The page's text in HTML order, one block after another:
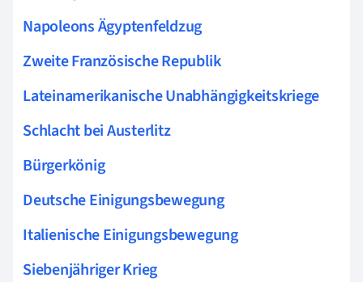
Napoleons Ägyptenfeldzug
Zweite Französische Republik
Lateinamerikanische Unabhängigkeitskriege
Schlacht bei Austerlitz
Bürgerkönig
Deutsche Einigungsbewegung
Italienische Einigungsbewegung
Siebenjähriger Krieg